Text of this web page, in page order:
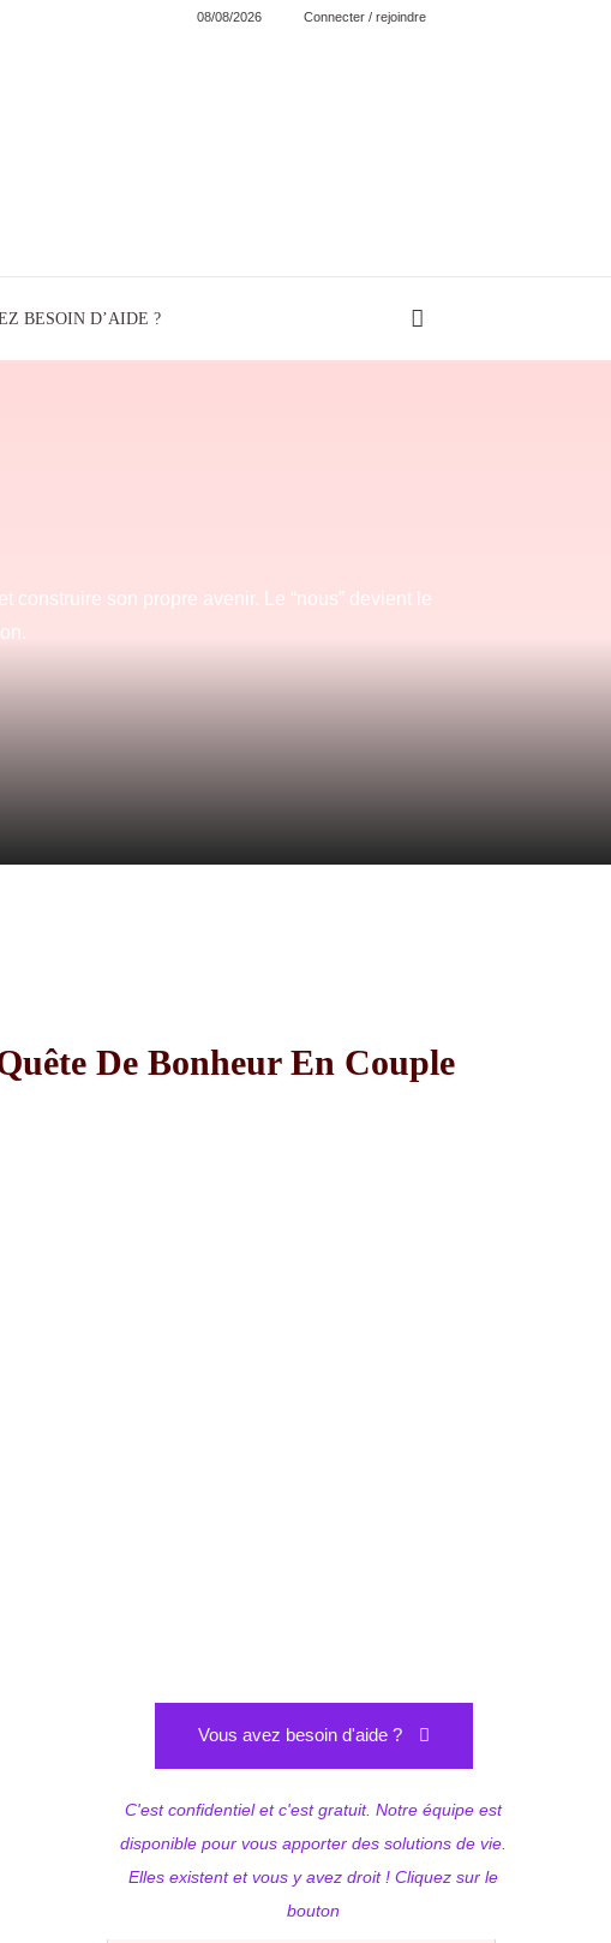
08/08/2026 Connecter / rejoindre
BESOIN D’AIDE ?
construire son propre avenir. Le “nous” devient le
De Bonheur En Couple
Vous avez besoin d'aide ?
C'est confidentiel et c'est gratuit. Notre équipe est
disponible pour vous apporter des solutions de vie.
Elles existent et vous y avez droit ! Cliquez sur le
bouton